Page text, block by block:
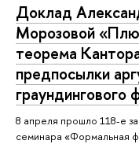
Доклад
Морозовой
теорема
предпосылки
граундингового
8 апреля прошло 118-е
семинара «Формальная